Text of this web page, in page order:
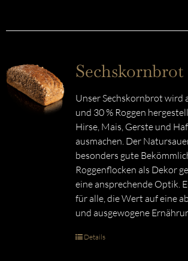
Sechskornbrot
Unser Sechskornbrot wird
und 30 % Roggen
Hirse, Mais, Gerste und
ausmachen. Der
besonders gute
Roggenflocken als Dekor
eine ansprechende Optik.
für alle, die Wert auf eine
und ausgewogene
Details